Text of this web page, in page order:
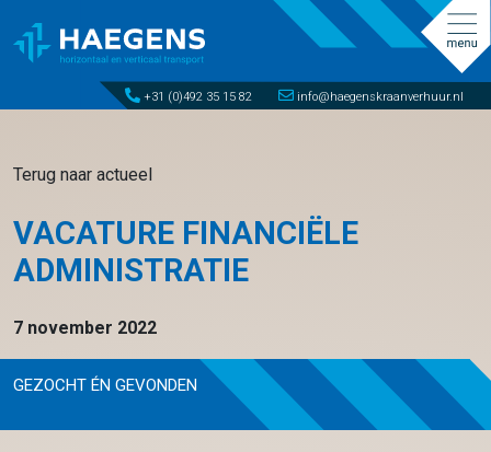
+31 (0)492 35 15 82 info@haegenskraanverhuur.nl
Terug naar actueel
VACATURE FINANCIËLE
ADMINISTRATIE
7 november 2022
GEZOCHT ÉN GEVONDEN